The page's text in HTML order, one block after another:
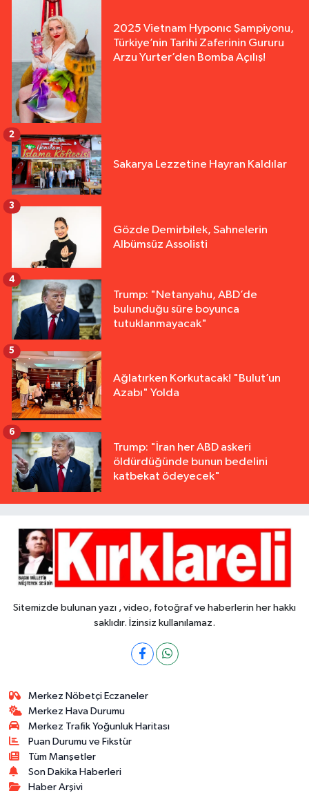
2025 Vietnam Hyponıc Şampiyonu,
Türkiye’nin Tarihi Zaferinin Gururu
Arzu Yurter’den Bomba Açılış!
Sakarya Lezzetine Hayran Kaldılar
2
Gözde Demirbilek, Sahnelerin
Albümsüz Assolisti
3
Trump: "Netanyahu, ABD’de
bulunduğu süre boyunca
tutuklanmayacak"
4
Ağlatırken Korkutacak! "Bulut’un
Azabı" Yolda
5
Trump: "İran her ABD askeri
öldürdüğünde bunun bedelini
katbekat ödeyecek"
6
Sitemizde bulunan yazı , video, fotoğraf ve haberlerin her hakkı
saklıdır. İzinsiz kullanılamaz.
Merkez Nöbetçi Eczaneler
Merkez Hava Durumu
Merkez Trafik Yoğunluk Haritası
Puan Durumu ve Fikstür
Tüm Manşetler
Son Dakika Haberleri
Haber Arşivi